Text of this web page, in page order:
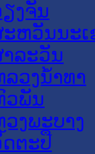
ງຈັນ
ະຫວັນນະ
ລະວັນ
ວງນໍ້າທາ
ວພັນ
ງພະບາງ
ຕະປື